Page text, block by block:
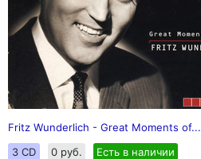
Fritz Wunderlich - Great Moments of...
3 CD
0 руб. Есть в наличии